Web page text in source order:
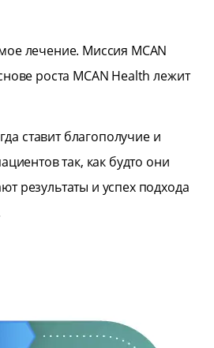
лечение. Миссия MCAN
роста MCAN Health лежит
ставит благополучие и
так, как будто они
результаты и успех подхода